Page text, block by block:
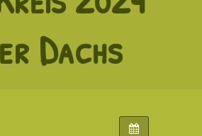
Dachs